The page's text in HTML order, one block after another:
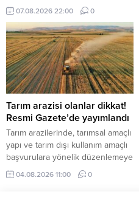
şirketlerine yönelik yeni kuralları
açıkladı. Bir kişi aynı şirketle en
fazla 2 sözleşme yapabilecek,
taşıtta üst limit 6.25 milyon TL,
konut veya çatılı iş yerinde 62.5
milyon TL olacak.
07.08.2026 22:00 0
Tarım arazisi olanlar dikkat!
Resmi Gazete’de yayımlandı
Tarım arazilerinde, tarımsal amaçlı
yapı ve tarım dışı kullanım amaçlı
başvurulara yönelik düzenlemeye
gidildi.04.08.2026 11:00 0